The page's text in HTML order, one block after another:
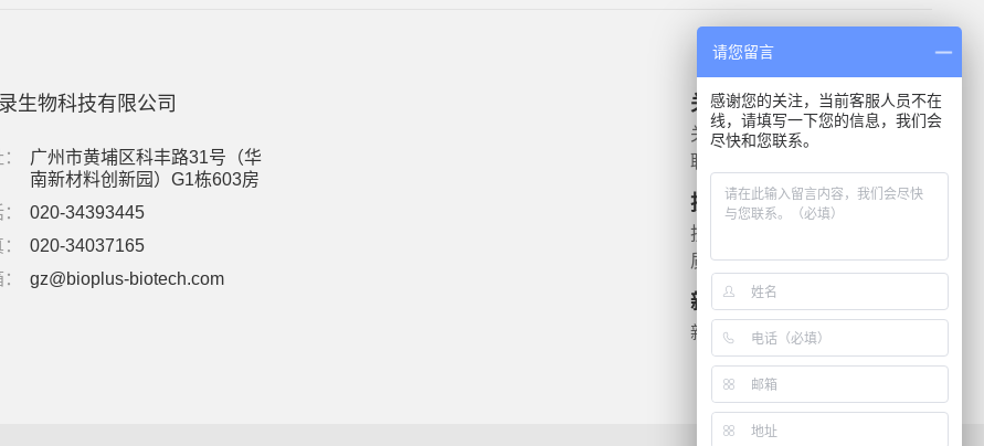
生物科技有限公司
广州市黄埔区科丰路31号（华
南新材料创新园）G1栋603房
020-34393445
020-34037165
gz@bioplus-biotech.com
关于我们
关于我们
联系我们
技术支持
技术文档
质检报告
新闻资讯
新闻动态
产品信息
微生物质控菌株
遗传毒理
药敏检测
请您留言
感谢您的关注，当前客服人员不在
线，请填写一下您的信息，我们会
尽快和您联系。